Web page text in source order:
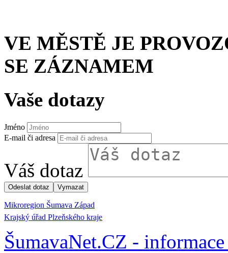
VE MĚSTĚ JE
SE ZÁZNAMEM
Vaše dotazy
Jméno
E-mail či adresa
Váš dotaz
Mikroregion Šumava Západ
Krajský úřad Plzeňského kraje
ŠumavaNet.CZ -